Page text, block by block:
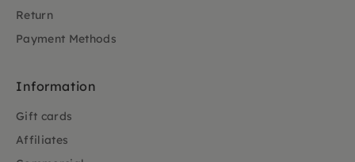
Return
Payment Methods
Information
Gift cards
Affiliates